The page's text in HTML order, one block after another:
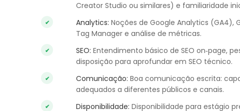
Creator Studio ou similares) e familiaridade
Analytics: Noções de Google Analytics (GA4),
Tag Manager e análise de métricas.
SEO: Entendimento básico de SEO on‑page,
disposição para aprofundar em SEO técnico.
Comunicação: Boa comunicação escrita:
adequados a diferentes públicos e canais.
Disponibilidade: Disponibilidade para estágio